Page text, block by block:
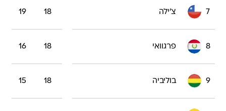
7 צ'ילה 18
19
8 פרגוואי 18
16
9 בוליביה 18
15